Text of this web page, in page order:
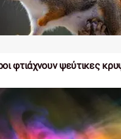
φτιάχνουν ψεύτικες